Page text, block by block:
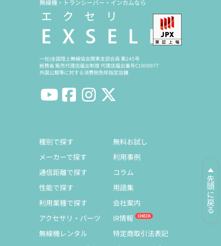
定価:オープン価格
※EK-567LSF-VX
※同時通話無線機にも対応
先頭に戻る
無線機・トランシーバー・インカムなら
一社)全国陸上無線協会関東支部会員 第245号
総務省 販売代理店届出制度 代理店届出番号C1909977
外国公館等に対する消費税免除指定店舗
種別で探す
メーカーで探す
通信距離で探す
性能で探す
利用業種で探す
アクセサリ・パーツ
無線機レンタル
無料お試し
利用事例
コラム
用語集
会社案内
IR情報
特定商取引法表記